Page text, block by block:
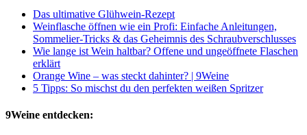
Das ultimative Glühwein-Rezept
Weinflasche öffnen wie ein Profi: Einfache Anleitungen,
Sommelier-Tricks & das Geheimnis des Schraubverschlusses
Wie lange ist Wein haltbar? Offene und ungeöffnete Flaschen
erklärt
Orange Wine – was steckt dahinter? | 9Weine
5 Tipps: So mischst du den perfekten weißen Spritzer
9Weine entdecken: